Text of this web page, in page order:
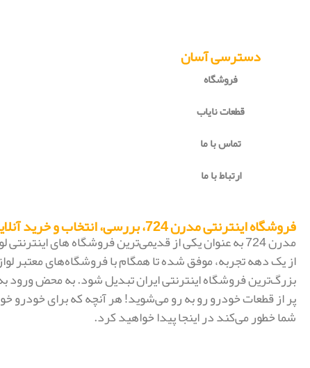
دسترسی آسان
فروشگاه
قطعات نایاب
تماس با ما
ارتباط با ما
فروشگاه اینترنتی مدرن 724، بررسی، انتخاب و خرید آنلاین
مدرن 724 به عنوان یکی از قدیمی‌ترین فروشگاه های
از یک دهه تجربه، موفق شده تا همگام با فروشگاه‌های معتبر
پر از قطعات خودرو رو به رو می‌شوید! هر آنچه که برای خودرو
شما خطور می‌کند در اینجا پیدا خواهید کرد.